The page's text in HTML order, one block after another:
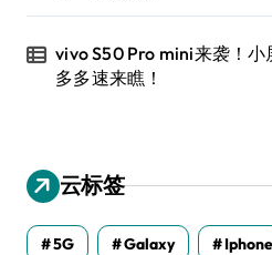
vivo S50 Pro mini来袭！小
多多速来瞧！
云标签
5G Galaxy Iphone